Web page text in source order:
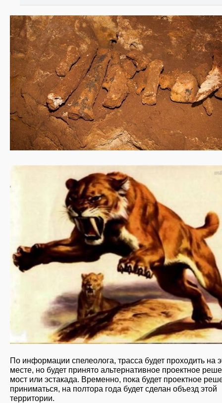
По информации спелеолога, трасса будет проходить на
месте, но будет принято альтернативное проектное
мост или эстакада. Временно, пока будет проектное
приниматься, на полтора года будет сделан объезд этой
территории.